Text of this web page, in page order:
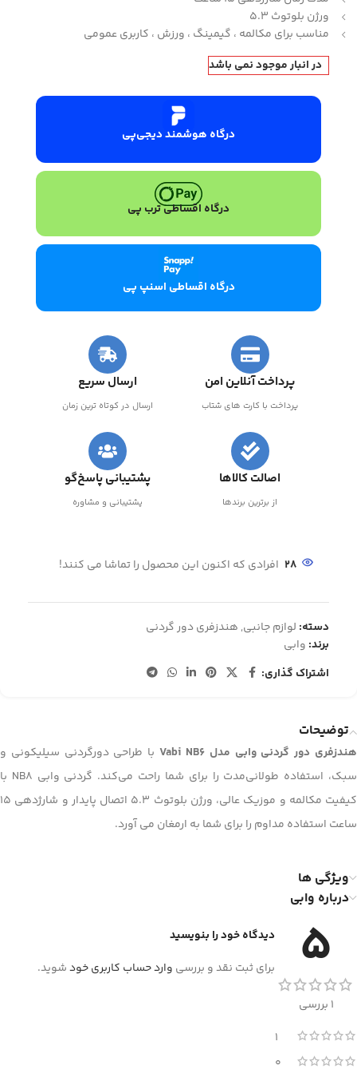
ورژن بلوتوث 5.3
مناسب برای مکالمه ، گیمینگ ، ورزش ، کاربری عمومی
در انبار موجود نمی باشد
درگاه هوشمند دیجی‌پی
درگاه اقساطی ترب پی
درگاه اقساطی اسنپ پی
پرداخت آنلاین امن
پرداخت با کارت های شتاب
ارسال سریع
ارسال در کوتاه ترین زمان
اصالت کالاها
از برترین برندها
پشتیبانی پاسخ‌گو
پشتیبانی و مشاوره
28 افرادی که اکنون این محصول را تماشا می کنند!
دسته: لوازم جانبی, هندزفری دور گردنی
برند: وابی
اشتراک گذاری:
توضیحات
هندزفری دور گردنی وابی مدل Vabi NB6
با طراحی دورگردنی سیلیکونی و
سبک، استفاده طولانی‌مدت را برای شما راحت می‌کند. گردنی وابی NB8 با
کیفیت مکالمه و موزیک عالی، ورژن بلوتوث 5.3 اتصال پایدار و شارژدهی 15
ساعت استفاده مداوم را برای شما به ارمغان می آورد.
ویژگی ها
درباره وابی
5
1 بررسی
1
0
دیدگاه خود را بنویسید
برای ثبت نقد و بررسی وارد حساب کاربری خودشوید.